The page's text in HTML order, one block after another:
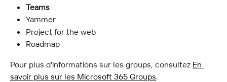
Teams
Yammer
Project for the web
Roadmap
Pour plus d'informations sur les groups, consultez En
savoir plus sur les Microsoft 365 Groups.